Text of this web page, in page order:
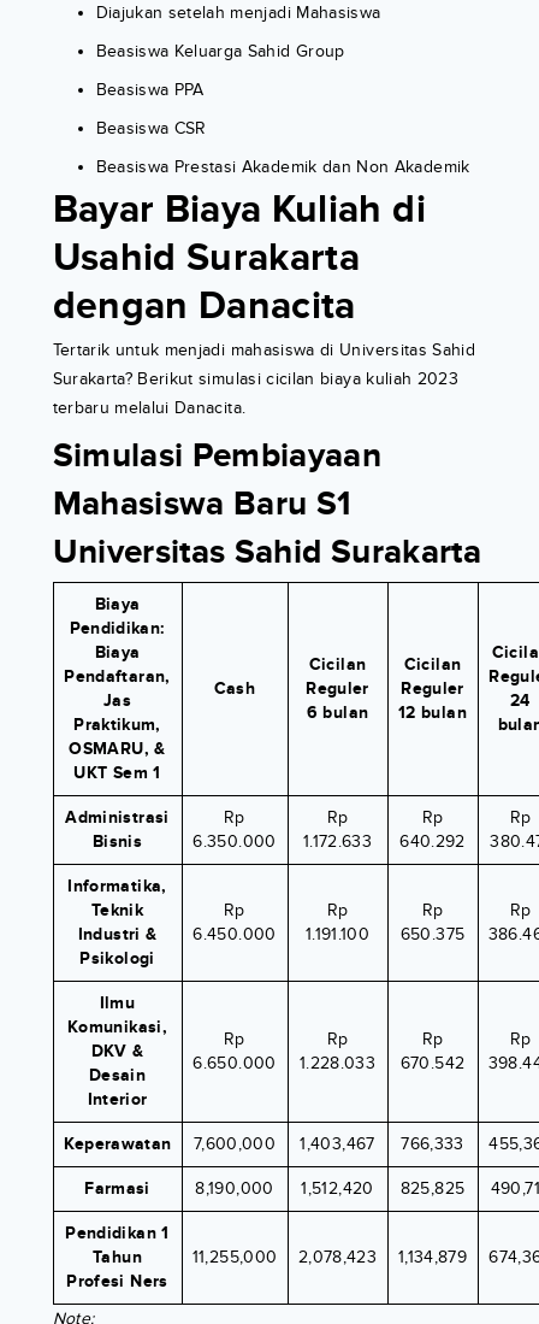
Diajukan setelah menjadi Mahasiswa
Beasiswa Keluarga Sahid Group
Beasiswa PPA
Beasiswa CSR
Beasiswa Prestasi Akademik dan Non Akademik
Bayar Biaya Kuliah di
Usahid Surakarta
dengan Danacita
Tertarik untuk menjadi mahasiswa di Universitas Sahid
Surakarta? Berikut simulasi cicilan biaya kuliah 2023
terbaru melalui Danacita.
Simulasi Pembiayaan
Mahasiswa Baru S1
Universitas Sahid Surakarta
Biaya
Pendidikan:
Biaya
Pendaftaran,
Jas
Praktikum,
OSMARU, &
UKT Sem 1
Cash
Cicilan
Reguler
6 bulan
Cicilan
Reguler
12 bulan
24
Administrasi
Bisnis
Rp
6.350.000
Rp
1.172.633
Rp
640.292
Rp
Informatika,
Teknik
Industri &
Psikologi
Rp
6.450.000
Rp
1.191.100
Rp
650.375
Rp
Ilmu
Komunikasi,
DKV &
Desain
Interior
Rp
6.650.000
Rp
1.228.033
Rp
670.542
Rp
Keperawatan 7,600,000 1,403,467 766,333
Farmasi 8,190,000 1,512,420 825,825
Pendidikan 1
Tahun
Profesi Ners
11,255,000 2,078,423 1,134,879
Note: